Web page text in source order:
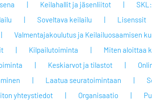
Keilahallit ja jäsenliitot
Soveltava keilailu Lisenssit
Valmentajakoulutus ja Keilailuosaamisen
Kilpailutoiminta Miten aloittaa
Keskiarvot ja tilastot
Laatua seuratoimintaan
yhteystiedot Organisaatio